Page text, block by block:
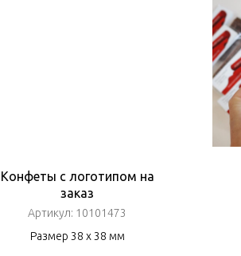
Конфеты с логотипом на
заказ
Артикул: 10101473
Размер 38 х 38 мм